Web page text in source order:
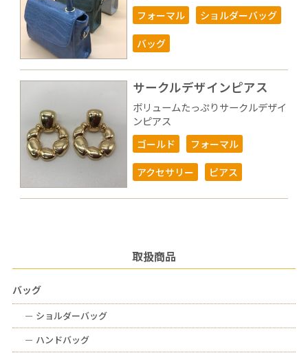
フォーマル ショルダーバッグ
バッグ
サークルデザインピアス
ボリュームたっぷりサークルデザイ
ンピアス
ゴールド フォーマル
アクセサリー ピアス
取扱商品
バッグ
ー ショルダーバッグ
ー ハンドバッグ